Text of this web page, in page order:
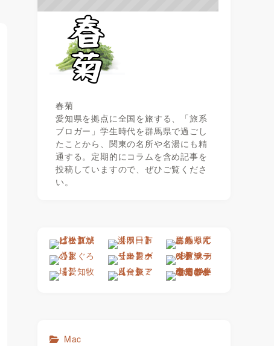
春菊
愛知県を拠点に全国を旅する、「旅系
ブロガー」学生時代を群馬県で過ごし
たことから、関東の名所や名湯にも精
通する。定期的にコラムを含め記事を
投稿していますので、ぜひご覧くださ
い。
Mac